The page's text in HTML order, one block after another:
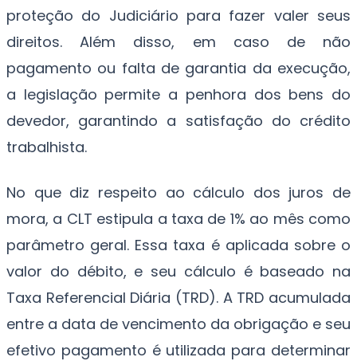
proteção do Judiciário para fazer valer seus
direitos. Além disso, em caso de não
pagamento ou falta de garantia da execução,
a legislação permite a penhora dos bens do
devedor, garantindo a satisfação do crédito
trabalhista.
No que diz respeito ao cálculo dos juros de
mora, a CLT estipula a taxa de 1% ao mês como
parâmetro geral. Essa taxa é aplicada sobre o
valor do débito, e seu cálculo é baseado na
Taxa Referencial Diária (TRD). A TRD acumulada
entre a data de vencimento da obrigação e seu
efetivo pagamento é utilizada para determinar